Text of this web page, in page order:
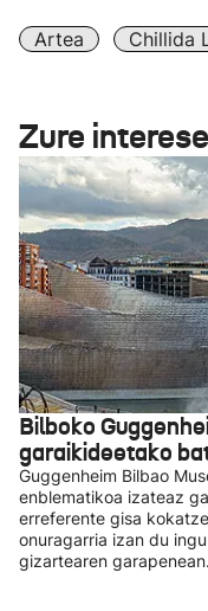
Artea Chillida
Zure
Bilboko
garaikideetako
Guggenheim Bilbao
enblematikoa izateaz
erreferente gisa
onuragarria izan du
gizartearen garapenean.